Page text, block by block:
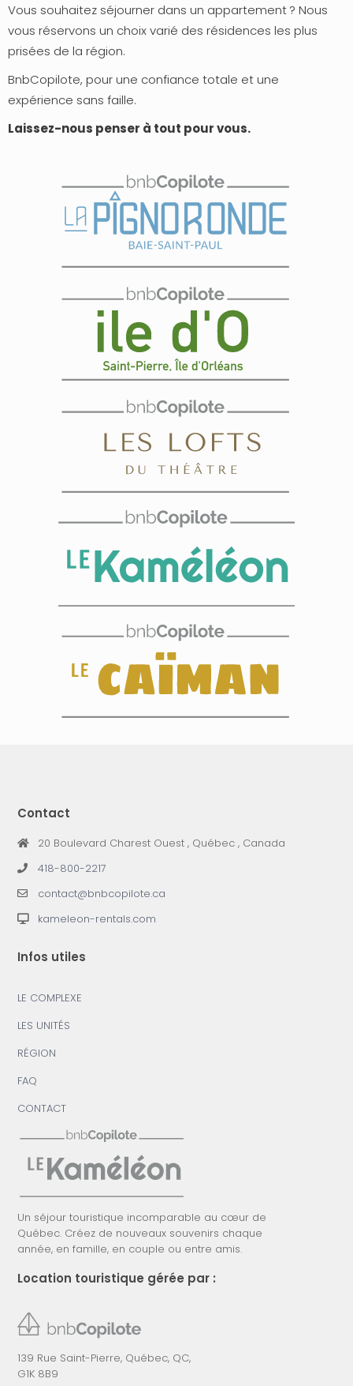
Vous souhaitez séjourner dans un appartement ? Nous
vous réservons un choix varié des résidences les plus
prisées de la région.
BnbCopilote, pour une confiance totale et une
expérience sans faille.
Laissez-nous penser à tout pour vous.
Contact
20 Boulevard Charest Ouest , Québec , Canada
418-800-2217
contact@bnbcopilote.ca
kameleon-rentals.com
Infos utiles
LE COMPLEXE
LES UNITÉS
RÉGION
FAQ
CONTACT
Un séjour touristique incomparable au cœur de
Québec. Créez de nouveaux souvenirs chaque
année, en famille, en couple ou entre amis.
Location touristique gérée par :
139 Rue Saint-Pierre, Québec, QC,
G1K 8B9